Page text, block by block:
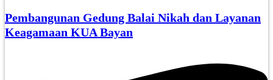
Pembangunan Gedung Balai Nikah dan Layanan
Keagamaan KUA Bayan